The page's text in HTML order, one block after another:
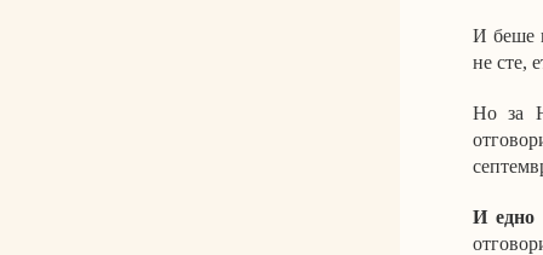
И беше
не сте,
Но за
И едно